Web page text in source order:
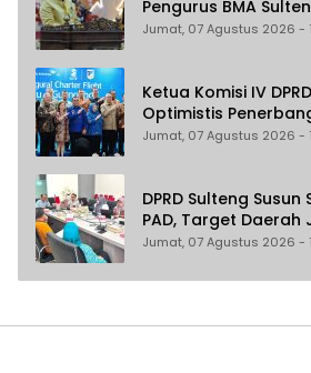
Pengurus BMA
2031
Jumat, 07 Agustus 2026 -
Ketua Komisi IV
Optimistis
Guangzhou
Jumat, 07 Agustus 2026 -
DPRD Sulteng
PAD, Target Daerah
Sekaligus Penghasil
Jumat, 07 Agustus 2026 -